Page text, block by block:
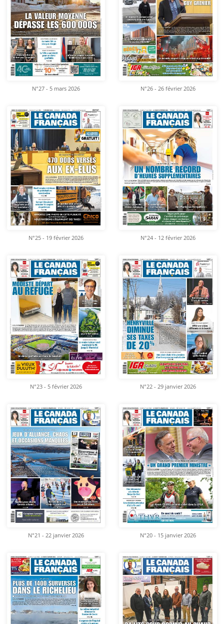
N°27 - 5 mars 2026 N°26 - 26 février 2026
N°25 - 19 février 2026 N°24 - 12 février 2026
N°23 - 5 février 2026 N°22 - 29 janvier 2026
N°21 - 22 janvier 2026 N°20 - 15 janvier 2026